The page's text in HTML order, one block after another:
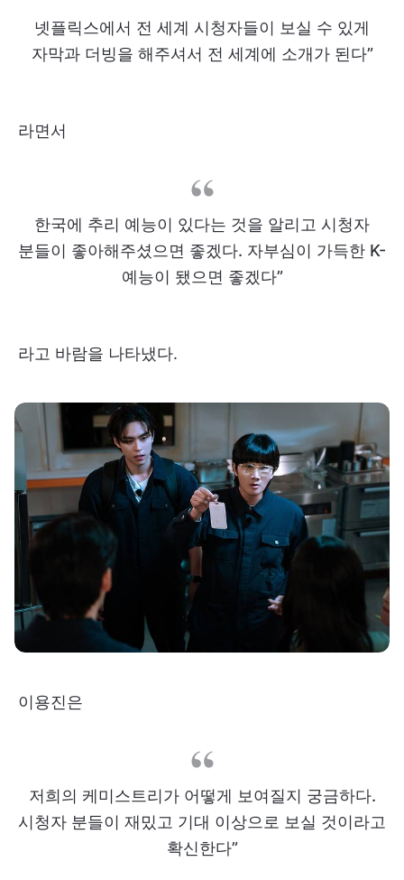
넷플릭스에서 전 세계 시청자들이 보실 수 있게
자막과 더빙을 해주셔서 전 세계에 소개가 된다”
라면서
한국에 추리 예능이 있다는 것을 알리고 시청자
분들이 좋아해주셨으면 좋겠다. 자부심이 가득한 K-
예능이 됐으면 좋겠다”
라고 바람을 나타냈다.
이용진은
저희의 케미스트리가 어떻게 보여질지 궁금하다.
시청자 분들이 재밌고 기대 이상으로 보실 것이라고
확신한다”